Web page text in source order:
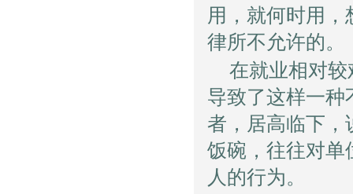
用，就何时用
律所不允许的。
在就业相对
导致了这样一种
者，居高临下，
饭碗，往往对单
人的行为。